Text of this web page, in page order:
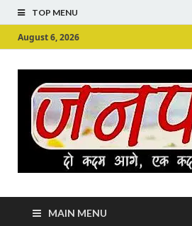
TOP MENU
August 6, 2026
MAIN MENU